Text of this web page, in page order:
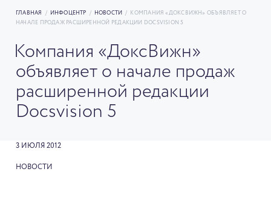
ГЛАВНАЯ / ИНФОЦЕНТР / НОВОСТИ /
КОМПАНИЯ «ДОКСВИЖН» ОБЪЯВЛЯЕТ О
НАЧАЛЕ ПРОДАЖ РАСШИРЕННОЙ РЕДАКЦИИ DOCSVISION 5
Компания «ДоксВижн»
объявляет о начале продаж
расширенной редакции
Docsvision 5
3 ИЮЛЯ 2012
НОВОСТИ